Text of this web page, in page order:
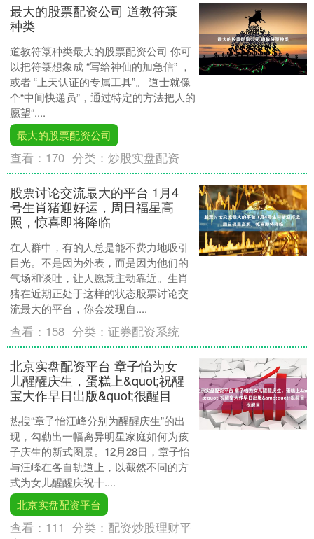
最大的股票配资公司 道教符箓
种类
道教符箓种类最大的股票配资公司 你可
以把符箓想象成 “写给神仙的加急信” ，
或者 “上天认证的专属工具”。 道士就像
个“中间快递员”，通过特定的方法把人的
愿望“....
最大的股票配资公司
查看： 170 分类：炒股实盘配资
股票讨论交流最大的平台 1月4
号生肖猪迎好运，周日福星高
照，惊喜即将降临
在人群中，有的人总是能不费力地吸引
目光。不是因为外表，而是因为他们的
气场和谈吐，让人愿意主动靠近。生肖
猪在近期正处于这样的状态股票讨论交
流最大的平台，你会发现自....
查看： 158 分类：证券配资系统
北京实盘配资平台 章子怡为女
儿醒醒庆生，蛋糕上&quot;祝醒
宝大作早日出版&quot;很醒目
热搜“章子怡汪峰分别为醒醒庆生”的出
现，勾勒出一幅离异明星家庭如何为孩
子庆生的新式图景。12月28日，章子怡
与汪峰在各自轨道上，以截然不同的方
式为女儿醒醒庆祝十....
北京实盘配资平台
查看： 111 分类： 配资炒股理财平